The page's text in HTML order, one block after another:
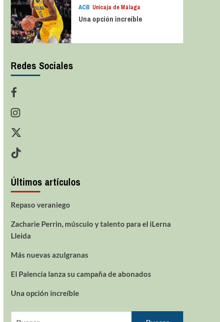
ACB Unicaja de Málaga
Una opción increíble
Redes Sociales
Últimos artículos
Repaso veraniego
Zacharie Perrin, músculo y talento para el iLerna
Lleida
Más nuevas azulgranas
El Palencia lanza su campaña de abonados
Una opción increíble